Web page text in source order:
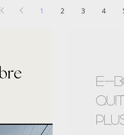
1 2 3 4
E-